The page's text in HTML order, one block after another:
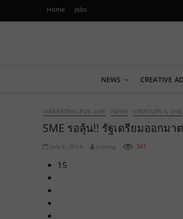
Home Jobs
Marketing Oops!
NEWS CREATIVE
MARKETING FOR SME NEWS STARTUPS & SME
SME รอลุ้น!! รัฐเตรียมออกม
July 6, 2018 Lupang 341
15